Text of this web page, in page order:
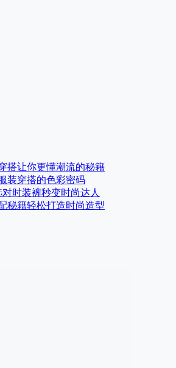
搭让你更懂潮流的秘籍
装穿搭的色彩密码
时装裤秒变时尚达人
秘籍轻松打造时尚造型